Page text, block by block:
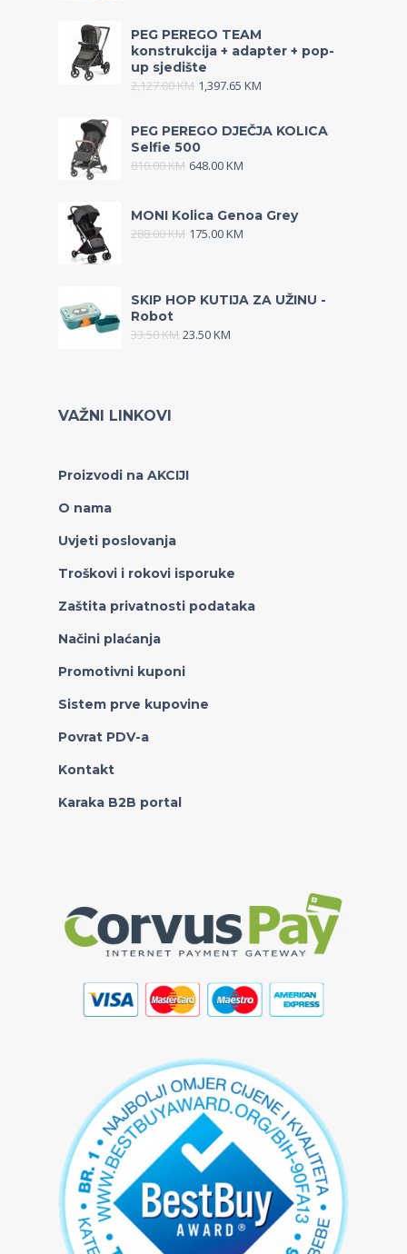
PEG PEREGO TEAM
konstrukcija + adapter + pop-
up sjedište
2,127.00KM 1,397.65 KM
PEG PEREGO DJEČJA KOLICA
Selfie 500
810.00KM 648.00KM
MONI Kolica Genoa Grey
288.00KM 175.00KM
SKIP HOP KUTIJA ZA UŽINU -
Robot
33.50KM 23.50KM
VAŽNI LINKOVI
Proizvodi na AKCIJI
O nama
Uvjeti poslovanja
Troškovi i rokovi isporuke
Zaštita privatnosti podataka
Načini plaćanja
Promotivni kuponi
Sistem prve kupovine
Povrat PDV-a
Kontakt
Karaka B2B portal